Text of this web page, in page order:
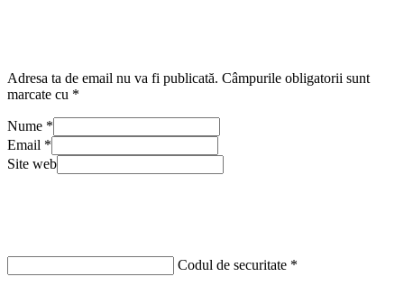
Adresa ta de email nu va fi publicată. Câmpurile obligatorii sunt
marcate cu *
Nume *
Email *
Site web
Codul de securitate *